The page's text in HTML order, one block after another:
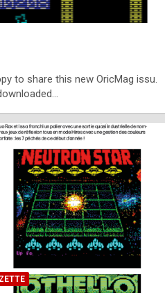
to share this new OricMag issu.